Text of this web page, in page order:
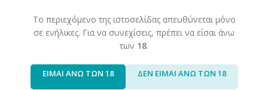
Το περιεχόμενο της ιστοσελίδας απευθύνεται μόνο
σε ενήλικες. Για να συνεχίσεις, πρέπει να είσαι άνω
των 18.
ΕΙΜΑΙ ΑΝΩ ΤΩΝ 18 ΔΕΝ ΕΙΜΑΙ ΑΝΩ ΤΩΝ 18